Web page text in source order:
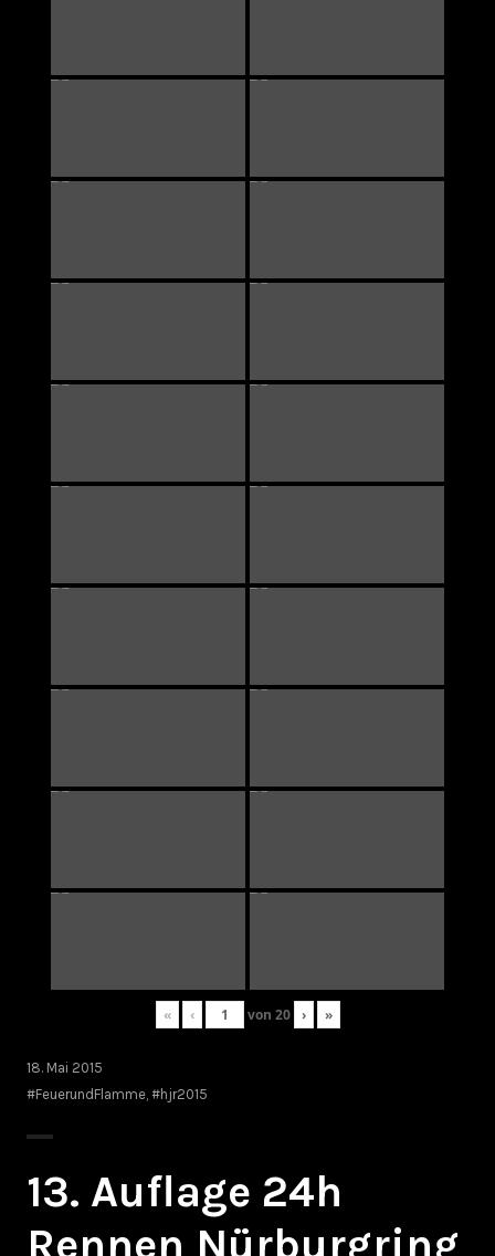
« ‹ von 20 › »
18. Mai 2015
#FeuerundFlamme #hjr2015
13. Auflage 24h
Rennen Nürburgring